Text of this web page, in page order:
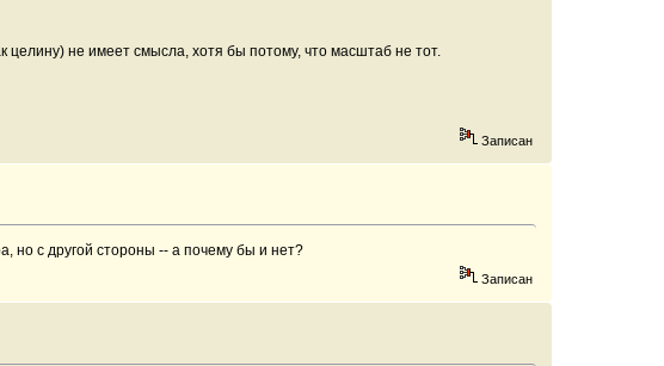
целину) не имеет смысла, хотя бы потому, что масштаб не тот.
Записан
но с другой стороны -- а почему бы и нет?
Записан